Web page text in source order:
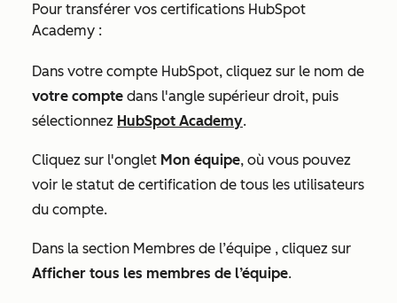
Pour transférer vos certifications HubSpot
Academy :
Dans votre compte HubSpot, cliquez sur le nom de
votre compte dans l'angle supérieur droit, puis
sélectionnez HubSpot Academy.
Cliquez sur l'onglet Mon équipe, où vous pouvez
voir le statut de certification de tous les utilisateurs
du compte.
Dans la section Membres de l’équipe , cliquez sur
Afficher tous les membres de l’équipe.